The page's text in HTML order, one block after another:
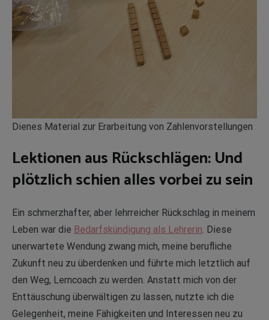
Dienes Material zur Erarbeitung von Zahlenvorstellungen
Lektionen aus Rückschlägen: Und
plötzlich schien alles vorbei zu sein
Ein schmerzhafter, aber lehrreicher Rückschlag in meinem
Leben war die Bedarfskündigung als Lehrerin. Diese
unerwartete Wendung zwang mich, meine berufliche
Zukunft neu zu überdenken und führte mich letztlich auf
den Weg, Lerncoach zu werden. Anstatt mich von der
Enttäuschung überwältigen zu lassen, nutzte ich die
Gelegenheit, meine Fähigkeiten und Interessen neu zu